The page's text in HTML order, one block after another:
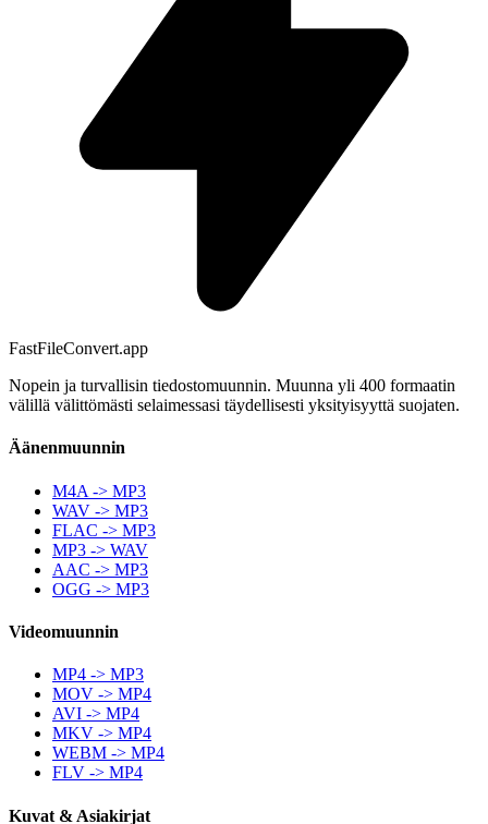
FastFileConvert.app
Nopein ja turvallisin tiedostomuunnin. Muunna yli 400 formaatin
välillä välittömästi selaimessasi täydellisesti yksityisyyttä suojaten.
Äänenmuunnin
M4A -> MP3
WAV -> MP3
FLAC -> MP3
MP3 -> WAV
AAC -> MP3
OGG -> MP3
Videomuunnin
MP4 -> MP3
MOV -> MP4
AVI -> MP4
MKV -> MP4
WEBM -> MP4
FLV -> MP4
Kuvat & Asiakirjat